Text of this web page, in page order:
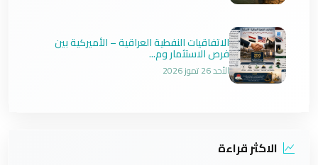
الاتفاقيات النفطية العراقية – الأميركية بين
فرص الاستثمار وم...
الأحد 26 تموز 2026
الاكثر قراءة